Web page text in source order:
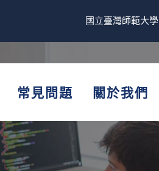
國立臺灣師範大學
常見問題 關於我們